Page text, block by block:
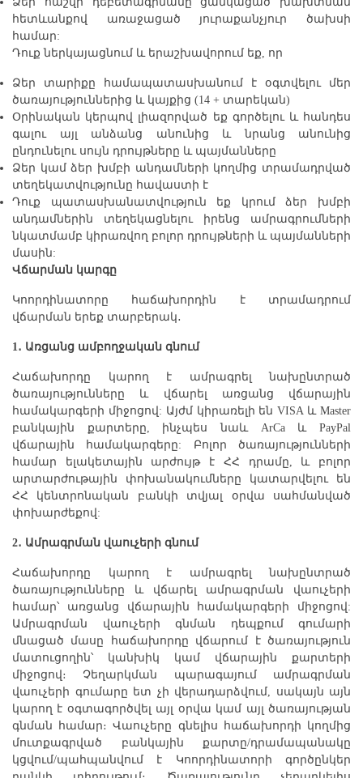
հետևանքով առաջացած յուրաքանչյուր ծախսի
համար:
Դուք ներկայացնում և երաշխավորում եք, որ
Ձեր տարիքը համապատասխանում է օգտվելու մեր
ծառայություններից և կայքից (14 + տարեկան)
Օրինական կերպով լիազորված եք գործելու և հանդես
գալու այլ անձանց անունից և նրանց անունից
ընդունելու սույն դրույթները և պայմանները
Ձեր կամ ձեր խմբի անդամների կողմից տրամադրված
տեղեկատվությունը հավաստի է
Դուք պատասխանատվություն եք կրում ձեր խմբի
անդամներին տեղեկացնելու իրենց ամրագրումների
նկատմամբ կիրառվող բոլոր դրույթների և պայմանների
մասին:
Վճարման կարգը
Կոորդինատորը հաճախորդին է տրամադրում
վճարման երեք տարբերակ․
1․ Առցանց ամբողջական գնում
Հաճախորդը կարող է ամրագրել նախընտրած
ծառայությունները և վճարել առցանց վճարային
համակարգերի միջոցով: Այժմ կիրառելի են VISA և Master
բանկային քարտերը, ինչպես նաև ArCa և PayPal
վճարային համակարգերը: Բոլոր ծառայությունների
համար ելակետային արժույթ է ՀՀ դրամը, և բոլոր
արտարժութային փոխանակումները կատարվելու են
ՀՀ կենտրոնական բանկի տվյալ օրվա սահմանված
փոխարժեքով:
2․ Ամրագրման վաուչերի գնում
Հաճախորդը կարող է ամրագրել նախընտրած
ծառայությունները և վճարել ամրագրման վաուչերի
համար՝ առցանց վճարային համակարգերի միջոցով:
Ամրագրման վաուչերի գնման դեպքում գումարի
մնացած մասը հաճախորդը վճարում է ծառայություն
մատուցողին՝ կանխիկ կամ վճարային քարտերի
միջոցով։ Չեղարկման պարագայում ամրագրման
վաուչերի գումարը ետ չի վերադարձվում, սակայն այն
կարող է օգտագործվել այլ օրվա կամ այլ ծառայության
գնման համար։ Վաուչերը գնելիս հաճախորդի կողմից
մուտքագրված բանկային քարտը/դրամապանակը
կցվում/պահպանվում է Կոորդինատորի գործընկեր